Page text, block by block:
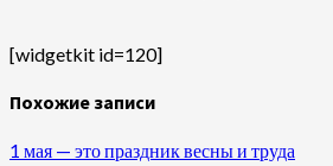
[widgetkit id=120]
Похожие записи
1 мая — это праздник весны и труда